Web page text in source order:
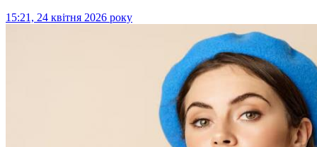
15:21, 24 квітня 2026 року